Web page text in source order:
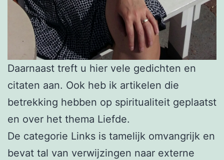
Daarnaast treft u hier vele gedichten en
citaten aan. Ook heb ik artikelen die
betrekking hebben op spiritualiteit geplaatst
en over het thema Liefde.
De categorie Links is tamelijk omvangrijk en
bevat tal van verwijzingen naar externe